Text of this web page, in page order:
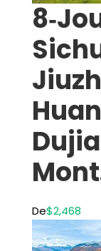
De$2,468